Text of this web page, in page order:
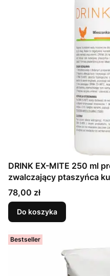
DRINK EX-MITE 250 ml
zwalczający ptaszyńca
Cena
78,00 zł
Do koszyka
Bestseller